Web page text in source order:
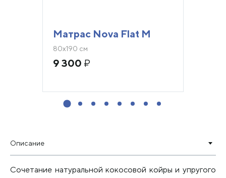
Матрас Nova Flat M
80х190 см
9 300 ₽
Описание
Сочетание натуральной кокосовой койры и упругого